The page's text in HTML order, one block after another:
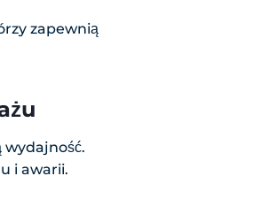
zapewnią
i awarii.